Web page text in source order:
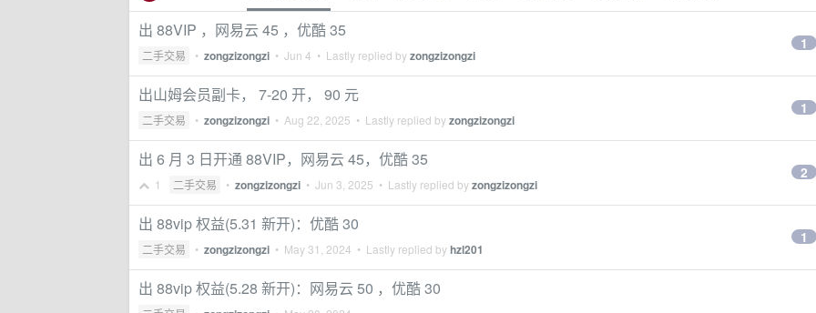
出 88VIP ，网易云 45 ，优酷 35
二手交易 • zongzizongzi • Jun 4 • Lastly replied byzongzizongzi
1
出山姆会员副卡， 7-20 开， 90 元
二手交易 • zongzizongzi • Aug 22, 2025 • Lastly replied byzongzizongzi
1
出 6 月 3 日开通 88VIP，网易云 45，优酷 35
1 二手交易 • zongzizongzi • Jun 3, 2025 • Lastly replied byzongzizongzi
2
出 88vip 权益(5.31 新开)：优酷 30
二手交易 • zongzizongzi • May 31, 2024 • Lastly replied byhzl201
1
出 88vip 权益(5.28 新开)：网易云 50 ，优酷 30